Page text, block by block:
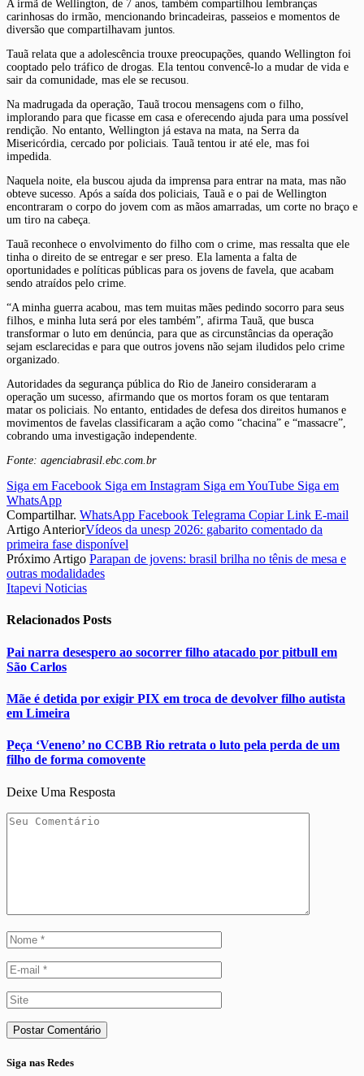
A irmã de Wellington, de 7 anos, também compartilhou lembranças
carinhosas do irmão, mencionando brincadeiras, passeios e momentos de
diversão que compartilhavam juntos.
Tauã relata que a adolescência trouxe preocupações, quando Wellington foi
cooptado pelo tráfico de drogas. Ela tentou convencê-lo a mudar de vida e
sair da comunidade, mas ele se recusou.
Na madrugada da operação, Tauã trocou mensagens com o filho,
implorando para que ficasse em casa e oferecendo ajuda para uma possível
rendição. No entanto, Wellington já estava na mata, na Serra da
Misericórdia, cercado por policiais. Tauã tentou ir até ele, mas foi
impedida.
Naquela noite, ela buscou ajuda da imprensa para entrar na mata, mas não
obteve sucesso. Após a saída dos policiais, Tauã e o pai de Wellington
encontraram o corpo do jovem com as mãos amarradas, um corte no braço e
um tiro na cabeça.
Tauã reconhece o envolvimento do filho com o crime, mas ressalta que ele
tinha o direito de se entregar e ser preso. Ela lamenta a falta de
oportunidades e políticas públicas para os jovens de favela, que acabam
sendo atraídos pelo crime.
“A minha guerra acabou, mas tem muitas mães pedindo socorro para seus
filhos, e minha luta será por eles também”, afirma Tauã, que busca
transformar o luto em denúncia, para que as circunstâncias da operação
sejam esclarecidas e para que outros jovens não sejam iludidos pelo crime
organizado.
Autoridades da segurança pública do Rio de Janeiro consideraram a
operação um sucesso, afirmando que os mortos foram os que tentaram
matar os policiais. No entanto, entidades de defesa dos direitos humanos e
movimentos de favelas classificaram a ação como “chacina” e “massacre”,
cobrando uma investigação independente.
Fonte: agenciabrasil.ebc.com.br
Siga em Facebook Siga em Instagram Siga em YouTube Siga em
WhatsApp
Compartilhar. WhatsApp Facebook Telegrama Copiar Link E-mail
Artigo AnteriorVídeos da unesp 2026: gabarito comentado da
primeira fase disponível
Próximo Artigo Parapan de jovens: brasil brilha no tênis de mesa e
outras modalidades
Itapevi Noticias
Relacionados Posts
Pai narra desespero ao socorrer filho atacado por pitbull em
São Carlos
Mãe é detida por exigir PIX em troca de devolver filho autista
em Limeira
Peça ‘Veneno’ no CCBB Rio retrata o luto pela perda de um
filho de forma comovente
Deixe Uma Resposta
Siga nas Redes